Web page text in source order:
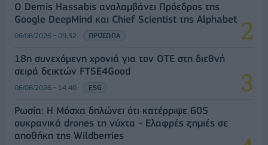
Ο Demis Hassabis αναλαμβάνει Πρόεδρος της
Google DeepMind και Chief Scientist της Alphabet
06/08/2026 - 09:32 ΠΡΟΣΩΠΑ
18η συνεχόμενη χρονιά για τον ΟΤΕ στη διεθνή
σειρά δεικτών FTSE4Good
06/08/2026 - 14:40 ESG
Ρωσία: Η Μόσχα δηλώνει ότι κατέρριψε 605
ουκρανικά drones τη νύχτα - Ελαφρές ζημιές σε
αποθήκη της Wildberries